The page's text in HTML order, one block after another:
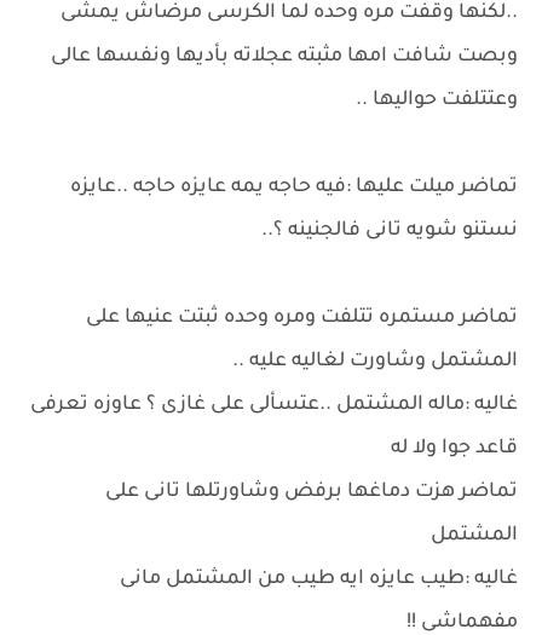
..لكنها وقفت مره وحده لما الكرسى مرضاش يمشى
وبصت شافت امها مثبته عجلاته بأديها ونفسها عالى
وعتتلفت حواليها ..
تماضر ميلت عليها :فيه حاجه يمه عايزه حاجه ..عايزه
نستنو شويه تانى فالجنينه ؟..
تماضر مستمره تتلفت ومره وحده ثبتت عنيها على
المشتمل وشاورت لغاليه عليه ..
غاليه :ماله المشتمل ..عتسألى على غازى ؟ عاوزه تعرفى
قاعد جوا ولا له
تماضر هزت دماغها برفض وشاورتلها تانى على
المشتمل
غاليه :طيب عايزه ايه طيب من المشتمل مانى
مفهماشى !!